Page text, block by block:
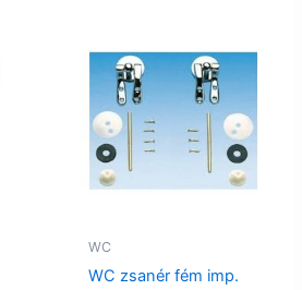
WC
WC zsanér fém imp.